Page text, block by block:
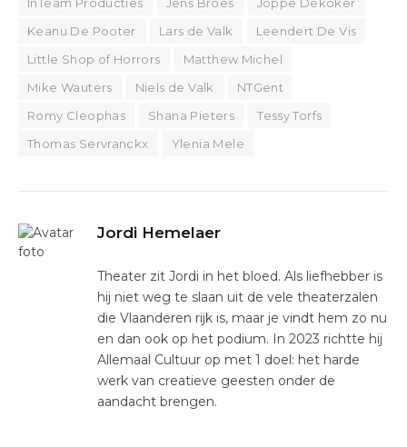
Keanu De Pooter
Lars de Valk
Leendert De Vis
Little Shop of Horrors
Matthew Michel
Mike Wauters
Niels de Valk
NTGent
Romy Cleophas
Shana Pieters
Tessy Torfs
Thomas Servranckx
Ylenia Mele
Jordi Hemelaer
Theater zit Jordi in het bloed. Als liefhebber is
hij niet weg te slaan uit de vele theaterzalen
die Vlaanderen rijk is, maar je vindt hem zo nu
en dan ook op het podium. In 2023 richtte hij
Allemaal Cultuur op met 1 doel: het harde
werk van creatieve geesten onder de
aandacht brengen.